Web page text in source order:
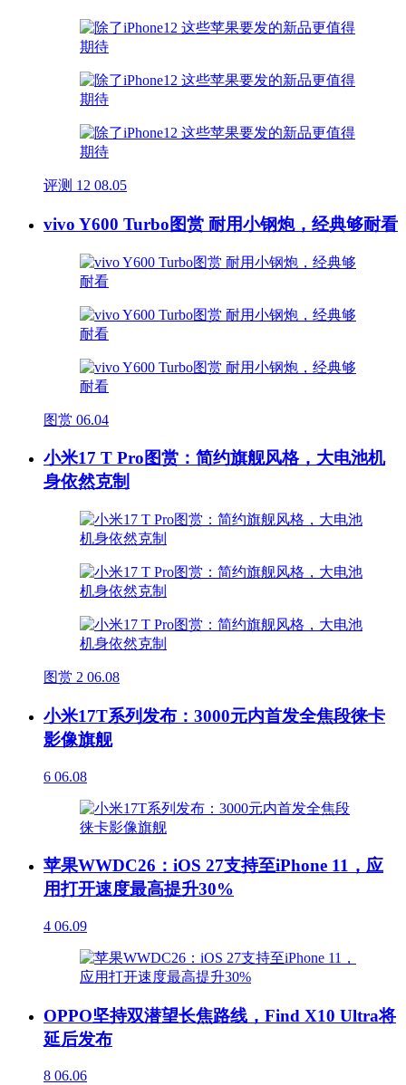
评测 12 08.05
vivo Y600 Turbo图赏 耐用小钢炮，经典够耐看
图赏 06.04
小米17 T Pro图赏：简约旗舰风格，大电池机
身依然克制
图赏 2 06.08
小米17T系列发布：3000元内首发全焦段徕卡
影像旗舰
6 06.08
苹果WWDC26：iOS 27支持至iPhone 11，应
用打开速度最高提升30%
4 06.09
OPPO坚持双潜望长焦路线，Find X10 Ultra将
延后发布
8 06.06